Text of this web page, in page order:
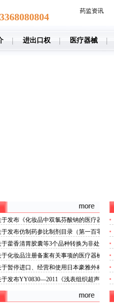
药监资讯
进出口权 医疗器械
发布《化妆品中双氯芬酸钠的医疗器
程测定》等2项化妆品补充检验方法
年第72号）
发布仿制药参比制剂目录（第一百零
疗器械许可证通告（2026年第27号）
于藿香清胃胶囊等3个品种转换为非处
许可证公告（2026年第71号）
化妆品注册备案有关事项的医疗器械
（2026年第70号）
暂停进口、经营和使用日本豪雅外科
科植入物用β-磷酸三钙的医疗器械许
告（2026年第69号）
于发布YY0830—2011《浅表组织超声
办理公告（2026年第68号）